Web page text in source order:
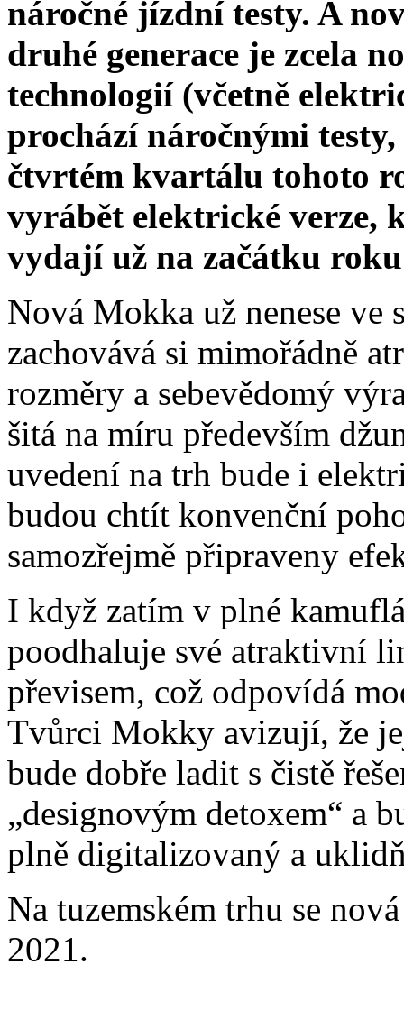
náročné jízdní testy. A
druhé generace je zcela
technologií (včetně
prochází náročnými
čtvrtém kvartálu tohoto
vyrábět elektrické verze,
vydají už na začátku
Nová Mokka už nenese ve
zachovává si mimořádně
rozměry a sebevědomý
šitá na míru především
uvedení na trh bude i
budou chtít konvenční
samozřejmě připraveny
I když zatím v plné
poodhaluje své atraktivní
převisem, což odpovídá
Tvůrci Mokky avizují, že
bude dobře ladit s čistě
„designovým detoxem“ a
plně digitalizovaný a
Na tuzemském trhu se
2021.